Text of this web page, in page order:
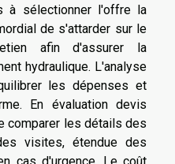
à sélectionner l'offre la
de s'attarder sur le
afin d'assurer la
hydraulique. L'analyse
les dépenses et
En évaluation devis
comparer les détails des
visites, étendue des